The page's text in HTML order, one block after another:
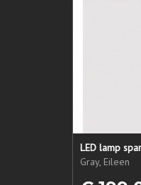
LED lamp
Gray, Eileen